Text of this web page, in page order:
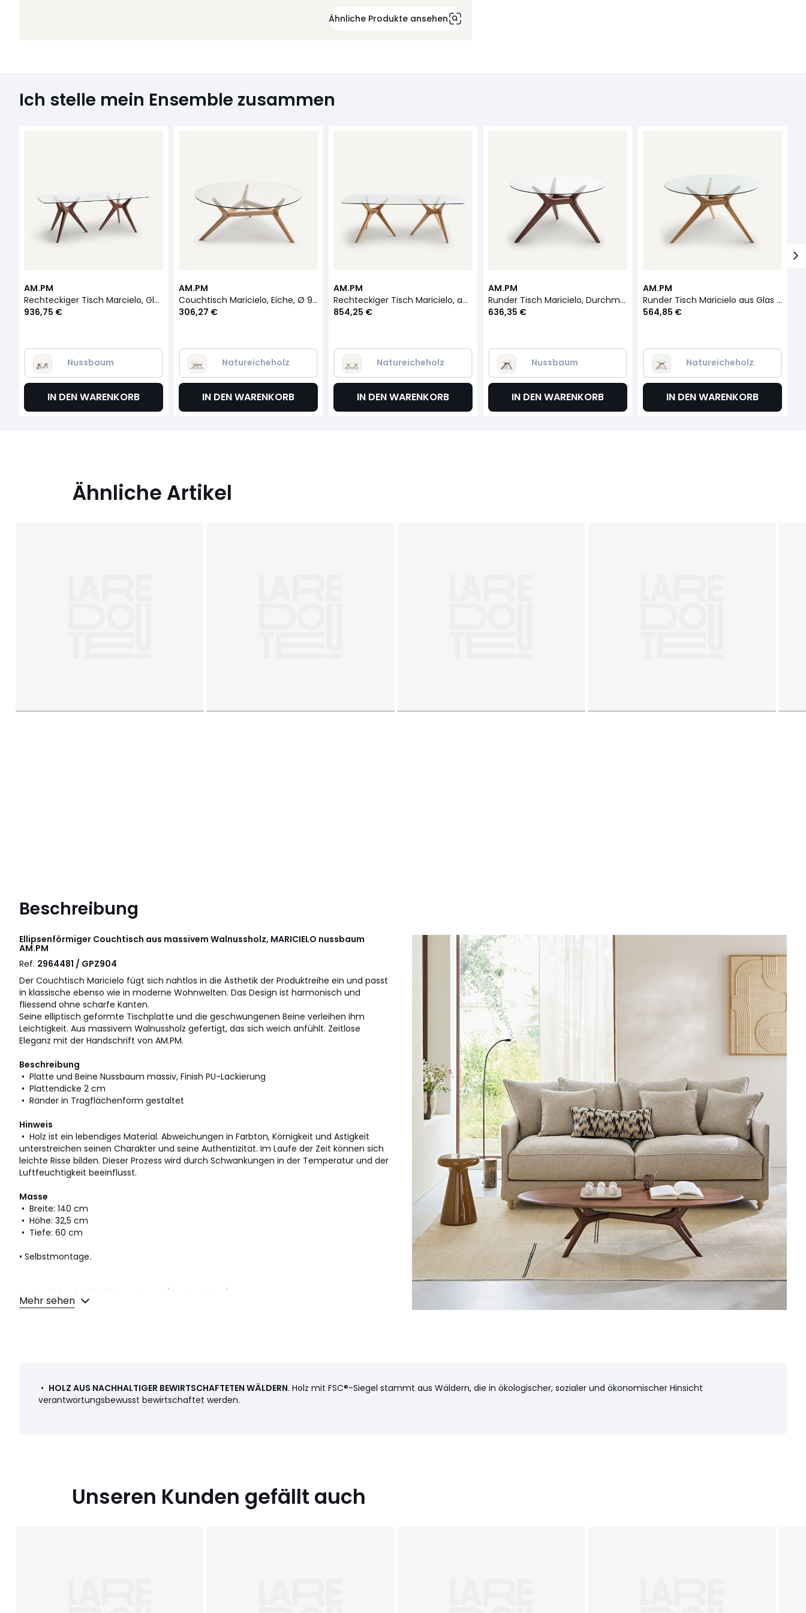
Ähnliche Produkte ansehen
Ich stelle mein Ensemble zusammen
AM.PM
Rechteckiger Tisch Marcielo, Glas und Nussbaum
936,75 €
Nussbaum
IN DEN WARENKORB
AM.PM
Couchtisch Maricielo, Eiche, Ø 90 cm
306,27 €
Natureicheholz
IN DEN WARENKORB
AM.PM
Rechteckiger Tisch Maricielo, aus Glas und Eichenholz
854,25 €
Natureicheholz
IN DEN WARENKORB
AM.PM
Runder Tisch Maricielo, Durchmesser 130, Glas und Nussbaum
636,35 €
Nussbaum
IN DEN WARENKORB
AM.PM
Runder Tisch Maricielo aus Glas und massiver Eiche
564,85 €
Natureicheholz
IN DEN WARENKORB
Ähnliche Artikel
Beschreibung
Ellipsenförmiger Couchtisch aus massivem Walnussholz, MARICIELO nussbaum
AM.PM
Ref. 2964481 / GPZ904
Der Couchtisch Maricielo fügt sich nahtlos in die Ästhetik der Produktreihe ein und passt
in klassische ebenso wie in moderne Wohnwelten. Das Design ist harmonisch und
fliessend ohne scharfe Kanten.
Seine elliptisch geformte Tischplatte und die geschwungenen Beine verleihen ihm
Leichtigkeit. Aus massivem Walnussholz gefertigt, das sich weich anfühlt. Zeitlose
Eleganz mit der Handschrift von AM.PM.
Beschreibung
• Platte und Beine Nussbaum massiv, Finish PU-Lackierung
• Plattendicke 2 cm
• Ränder in Tragflächenform gestaltet
Hinweis
• Holz ist ein lebendiges Material. Abweichungen in Farbton, Körnigkeit und Astigkeit
unterstreichen seinen Charakter und seine Authentizität. Im Laufe der Zeit können sich
leichte Risse bilden. Dieser Prozess wird durch Schwankungen in der Temperatur und der
Luftfeuchtigkeit beeinflusst.
Masse
• Breite: 140 cm
• Höhe: 32,5 cm
• Tiefe: 60 cm
• Selbstmontage.
Herkunftsland : USA, Walnussbaum (Juglans Nigra)
Herunterladen
Mehr sehen
• HOLZ AUS NACHHALTIGER BEWIRTSCHAFTETEN WÄLDERN. Holz mit FSC®-Siegel stammt aus Wäldern, die in ökologischer, sozialer und ökonomischer Hinsicht
verantwortungsbewusst bewirtschaftet werden.
Unseren Kunden gefällt auch